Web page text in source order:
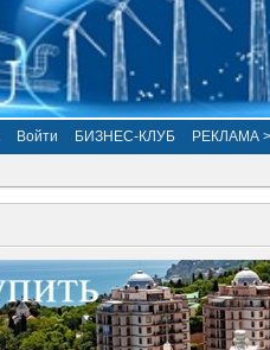
Войти БИЗНЕС-КЛУБ РЕКЛАМА